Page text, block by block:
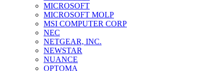
MICROSOFT
MICROSOFT MOLP
MSI COMPUTER CORP
NEC
NETGEAR, INC.
NEWSTAR
NUANCE
OPTOMA